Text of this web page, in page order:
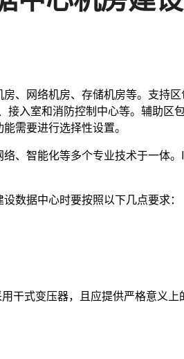
、网络机房、存储机房等。支持
接入室和消防控制中心等。辅助区
需要进行选择性设置。
、智能化等多个专业技术于一体
数据中心时要按照以下几点要求：
干式变压器，且应提供严格意义上